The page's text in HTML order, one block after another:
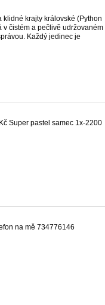
klidné krajty královské (Python
čistém a pečlivě udržovaném
Každý jedinec je
Super pastel samec 1x-2200
na mě 734776146